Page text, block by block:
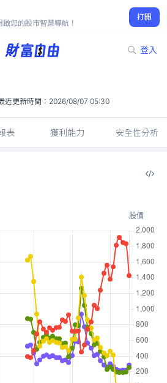
您的股市智慧導航！
打開
登入
-5.11%
近更新時間： 2026/08/07 05:30
表 獲利能力 安全性分析